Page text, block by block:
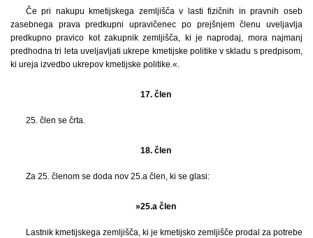
Če pri nakupu kmetijskega zemljišča v lasti fizičnih in pravnih oseb
zasebnega prava predkupni upravičenec po prejšnjem členu uveljavlja
predkupno pravico kot zakupnik zemljišča, ki je naprodaj, mora najmanj
predhodna tri leta uveljavljati ukrepe kmetijske politike v skladu s predpisom,
ki ureja izvedbo ukrepov kmetijske politike.«.
17. člen
25. člen se črta.
18. člen
Za 25. členom se doda nov 25.a člen, ki se glasi:
»25.a člen
Lastnik kmetijskega zemljišča, ki je kmetijsko zemljišče prodal za potrebe